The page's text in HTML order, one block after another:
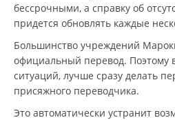
бессрочными, а справку об
придется обновлять каждые
Большинство учреждений
официальный перевод. Поэтому
ситуаций, лучше сразу делать
присяжного переводчика.
Это автоматически устранит